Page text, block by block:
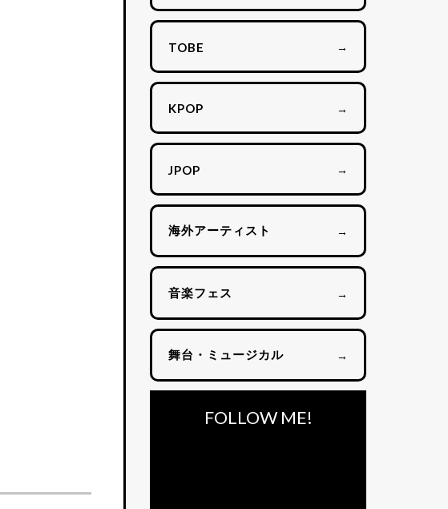
TOBE →
KPOP →
JPOP →
海外アーティスト →
音楽フェス →
舞台・ミュージカル →
FOLLOW ME!